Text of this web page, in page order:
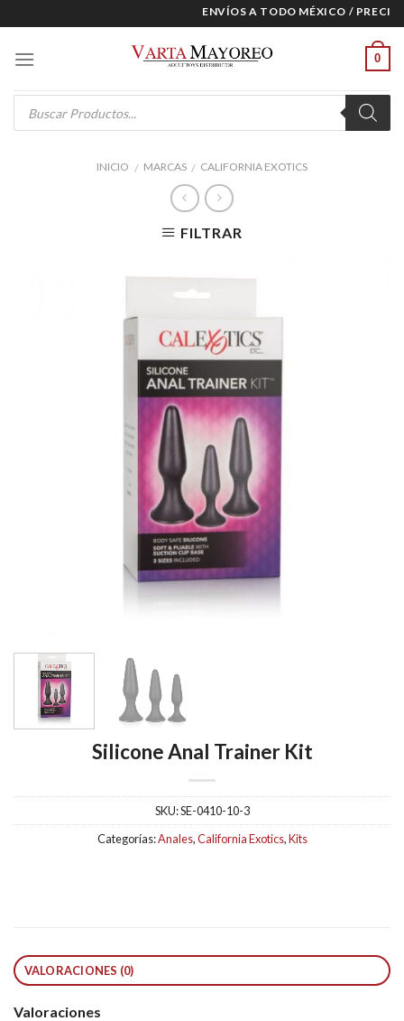
to
content
ENVÍOS A TODO MÉXICO / PRECIOS
0
Products
search
INICIO / MARCAS / CALIFORNIA EXOTICS
FILTRAR
Silicone Anal Trainer Kit
SKU:SE-0410-10-3
Categorías:Anales,California Exotics,Kits
VALORACIONES (0)
Valoraciones